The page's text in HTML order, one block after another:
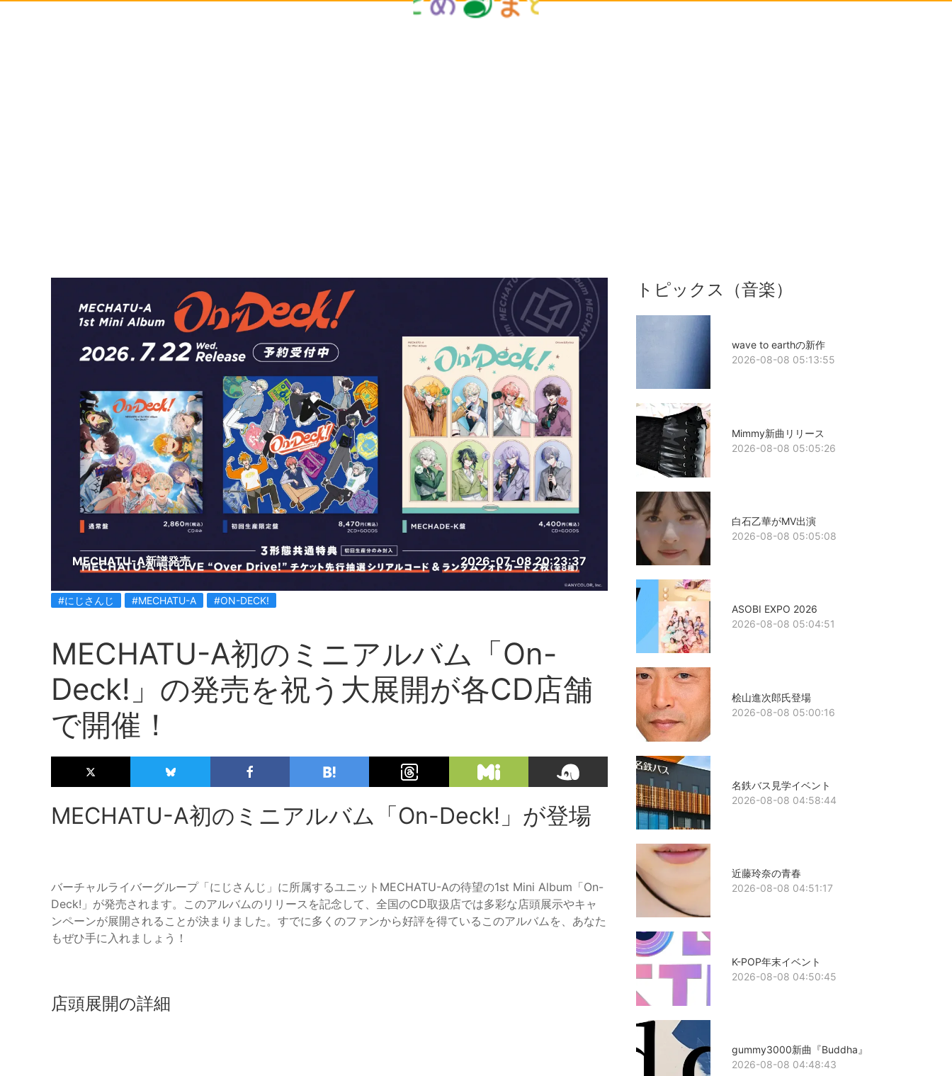
MECHATU-A新譜発売 2026-07-08 20:23:37
#にじさんじ #MECHATU-A #ON-DECK!
MECHATU-A初のミニアルバム「On-
Deck!」の発売を祝う大展開が各CD店舗
で開催！
MECHATU-A初のミニアルバム「On-Deck!」が登場
バーチャルライバーグループ「にじさんじ」に所属するユニットMECHATU-Aの待望の1st Mini Album「On-
Deck!」が発売されます。このアルバムのリリースを記念して、全国のCD取扱店では多彩な店頭展示やキャ
ンペーンが展開されることが決まりました。すでに多くのファンから好評を得ているこのアルバムを、あなた
もぜひ手に入れましょう！
店頭展開の詳細
トピックス（音楽）
wave to earthの新作
2026-08-08 05:13:55
Mimmy新曲リリース
2026-08-08 05:05:26
白石乙華がMV出演
2026-08-08 05:05:08
ASOBI EXPO 2026
2026-08-08 05:04:51
桧山進次郎氏登場
2026-08-08 05:00:16
名鉄バス見学イベント
2026-08-08 04:58:44
近藤玲奈の青春
2026-08-08 04:51:17
K-POP年末イベント
2026-08-08 04:50:45
gummy3000新曲『Buddha』
2026-08-08 04:48:43